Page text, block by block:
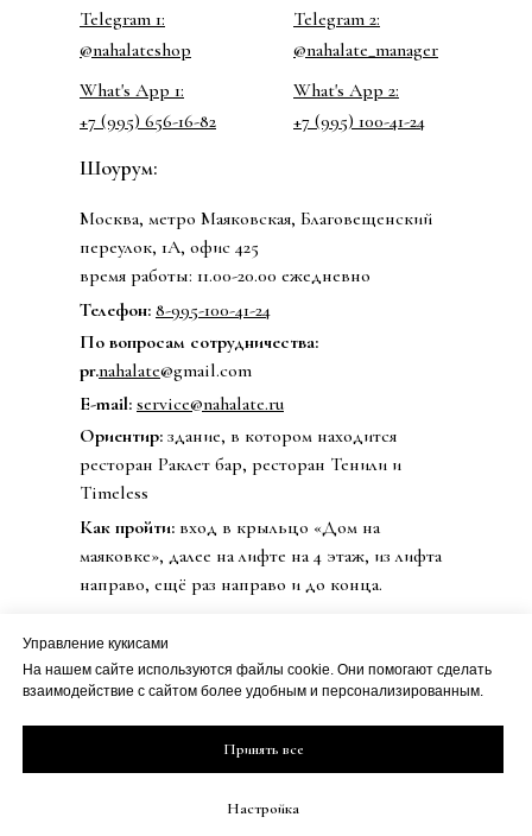
© 2020 Бренд одежды nahalate
Ориентир: здание, в котором находится
ресторан Раклет бар, ресторан Тенили и
Timeless
Шоурум:
Политика
Москва, метро Маяковская, Благовещенский
переулок, 1А, офис 425
время работы: 11.00-20.00 ежедневно
Как пройти: вход в крыльцо «Дом на
маяковке», далее на лифте на 4 этаж, из лифта
направо, ещё раз направо и до конца.
Телефон: 8-995-100-41-24
E-mail: service@nahalate.ru
По вопросам сотрудничества:
pr.nahalate@gmail.com
Telegram 1:
@nahalate_manager
Telegram 2:
@nahalateshop
What's App 1:
+7 (995) 100-41-24
What's App 2:
+7 (995) 656-16-82
ИП Петрова Дарья Сергеевна
Управление кукисами
На нашем сайте используются файлы cookie. Они помогают сделать
взаимодействие с сайтом более удобным и персонализированным.
Принять все
Настройка